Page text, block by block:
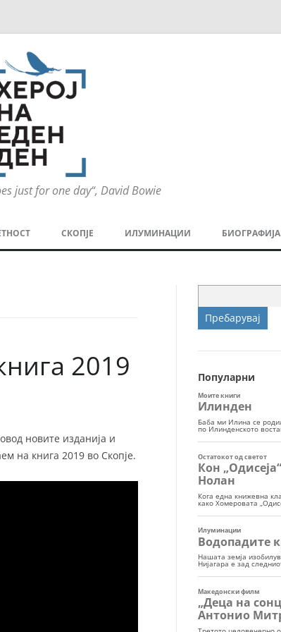
just for one day“, David Bowie
содржината
СКОПЈЕ ИЛУМИНАЦИИ
СПОРТ
БИОГРАФИЈА
2019
новите изданија и
на книга 2019 во Скопје.
за:
Популарни